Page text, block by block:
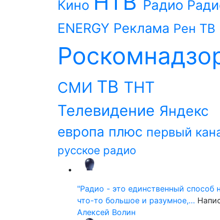
Кино
Радио
ENERGY Реклама Рен ТВ
СМИ ТВ ТНТ
Телевидение Яндекс
европа плюс первый
русское радио
"Радио - это единственный способ
что-то большое и разумное,…
Алексей Волин